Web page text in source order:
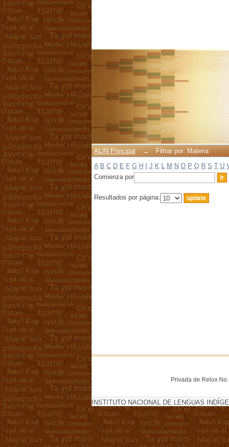
ALIN Principal →
Filtrar por: Materia
A B C D E F G H J K L M N O P Q R S T U
Comienza por
Resultados por página:
Privada de Relox
INSTITUTO NACIONAL DE LENGUAS